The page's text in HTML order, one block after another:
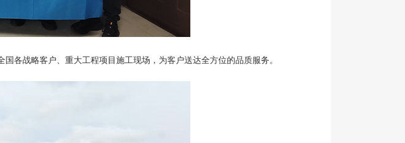
各战略客户、重大工程项目施工现场，为客户送达全方位的品质服务。